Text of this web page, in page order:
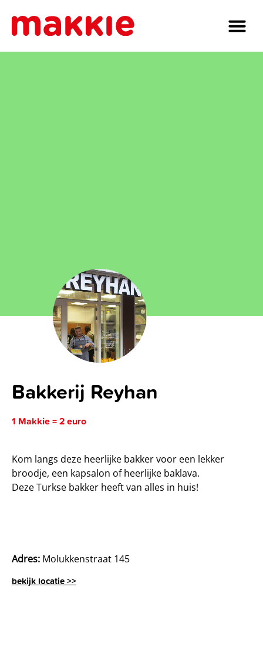
Bakkerij Reyhan
1 Makkie = 2 euro
Kom langs deze heerlijke bakker voor een lekker
broodje, een kapsalon of heerlijke baklava.
Deze Turkse bakker heeft van alles in huis!
Adres: Molukkenstraat 145
bekijk locatie >>